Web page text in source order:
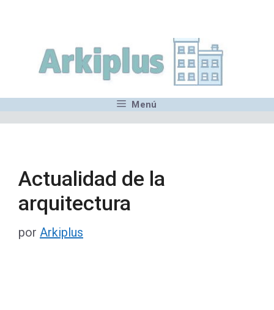
contenido
Menú
Actualidad de la
arquitectura
por Arkiplus